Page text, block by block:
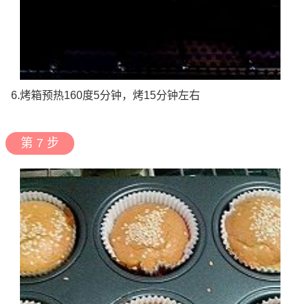
6.烤箱预热160度5分钟，烤15分钟左右
第 7 步